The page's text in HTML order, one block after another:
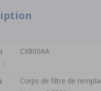
:
CX800AA
Corps de filtre de